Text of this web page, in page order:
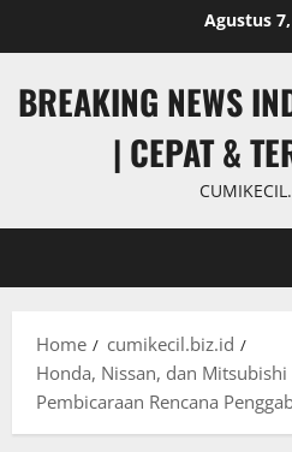
Agustus
BREAKING NEWS
| CEPAT &
Home
cumikecil.biz.id
Honda, Nissan, dan
Pembicaraan Rencana